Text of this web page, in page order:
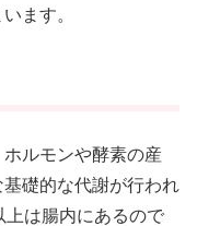
ます。
ルモンや酵素の産
礎的な代謝が行われ
上は腸内にあるので